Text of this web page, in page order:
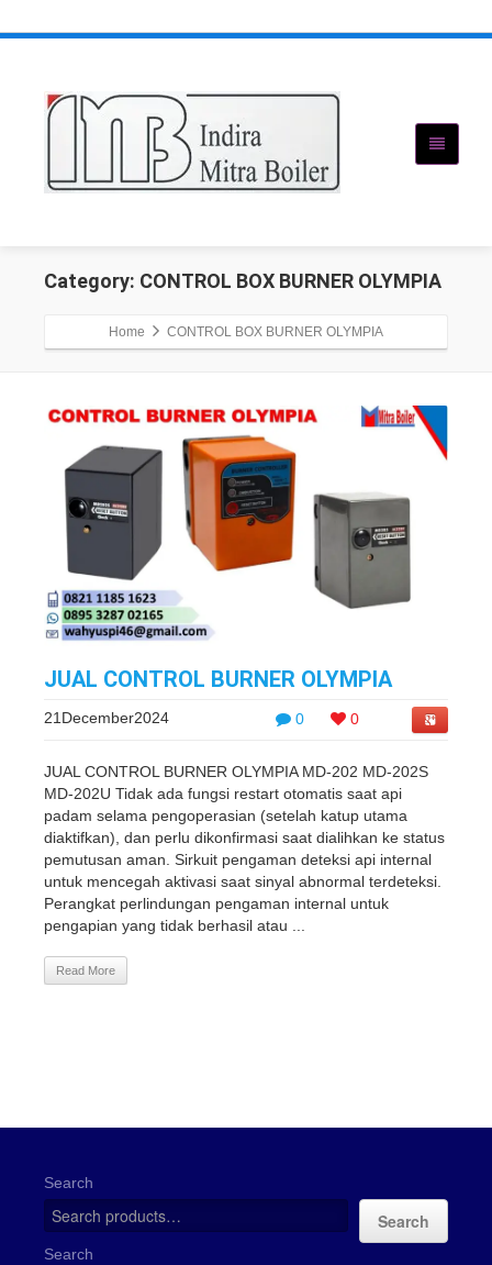
Category: CONTROL BOX BURNER OLYMPIA
Home CONTROL BOX BURNER OLYMPIA
JUAL CONTROL BURNER OLYMPIA
0 0
21December2024
JUAL CONTROL BURNER OLYMPIA MD-202 MD-202S
MD-202U Tidak ada fungsi restart otomatis saat api
padam selama pengoperasian (setelah katup utama
diaktifkan), dan perlu dikonfirmasi saat dialihkan ke status
pemutusan aman. Sirkuit pengaman deteksi api internal
untuk mencegah aktivasi saat sinyal abnormal terdeteksi.
Perangkat perlindungan pengaman internal untuk
pengapian yang tidak berhasil atau ...
Read More
Search
Search
Search